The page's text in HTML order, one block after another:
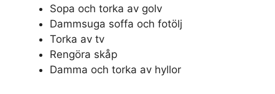
Sopa och torka av golv
Dammsuga soffa och fotölj
Torka av tv
Rengöra skåp
Damma och torka av hyllor